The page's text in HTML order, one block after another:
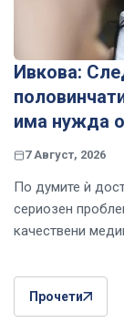
Ивкова:
има нужда
7 Август, 2026
По думите ѝ
сериозен
качествени
Прочети